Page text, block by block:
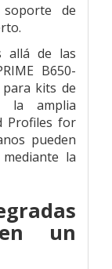
de
allá de las
B650-
para kits de
la amplia
Profiles for
pueden
la
un